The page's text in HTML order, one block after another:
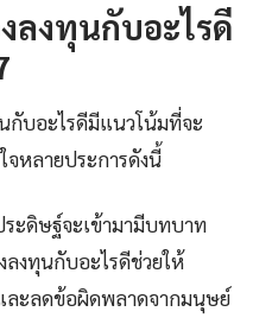
ลงทุนกับอะไรดี
กับอะไรดีมีแนวโน้มที่จะ
หลายประการดังนี้
ะดิษฐ์จะเข้ามามีบทบาท
งทุนกับอะไรดีช่วยให้
ละลดข้อผิดพลาดจากมนุษย์